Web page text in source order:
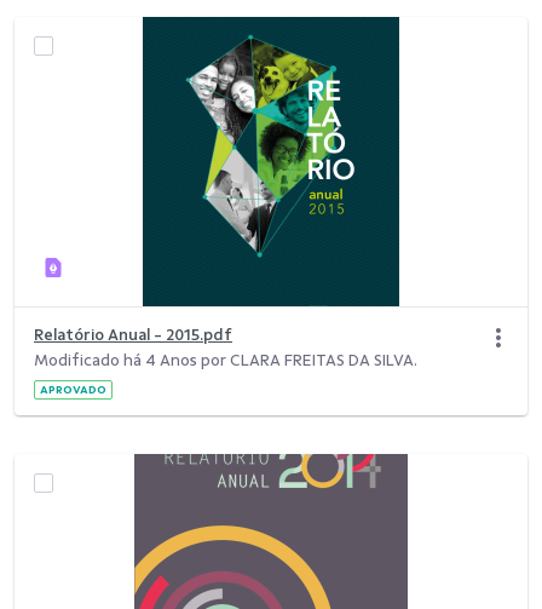
Relatório Anual - 2015.pdf
Modificado há 4 Anos por CLARA FREITAS DA SILVA.
APROVADO